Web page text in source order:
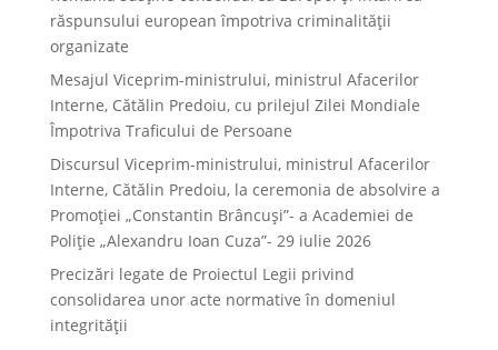
răspunsului european împotriva criminalității
organizate
Mesajul Viceprim-ministrului, ministrul Afacerilor
Interne, Cătălin Predoiu, cu prilejul Zilei Mondiale
Împotriva Traficului de Persoane
Discursul Viceprim-ministrului, ministrul Afacerilor
Interne, Cătălin Predoiu, la ceremonia de absolvire a
Promoției „Constantin Brâncuși”- a Academiei de
Poliție „Alexandru Ioan Cuza”- 29 iulie 2026
Precizări legate de Proiectul Legii privind
consolidarea unor acte normative în domeniul
integrității